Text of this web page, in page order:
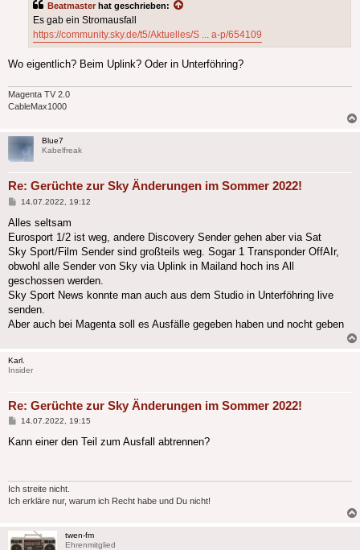
Beatmaster hat geschrieben:
Es gab ein Stromausfall
https://community.sky.de/t5/Aktuelles/S ... a-p/654109
Wo eigentlich? Beim Uplink? Oder in Unterföhring?
Magenta TV 2.0
CableMax1000
Blue7
Kabelfreak
Re: Gerüchte zur Sky Änderungen im Sommer 2022!
Beitrag
14.07.2022, 19:12
Alles seltsam
Eurosport 1/2 ist weg, andere Discovery Sender gehen aber via Sat
Sky Sport/Film Sender sind großteils weg. Sogar 1 Transponder OffAIr,
obwohl alle Sender von Sky via Uplink in Mailand hoch ins All
geschossen werden.
Sky Sport News konnte man auch aus dem Studio in Unterföhring live
senden.
Aber auch bei Magenta soll es Ausfälle gegeben haben und nocht geben
Karl.
Insider
Re: Gerüchte zur Sky Änderungen im Sommer 2022!
Beitrag
14.07.2022, 19:15
Kann einer den Teil zum Ausfall abtrennen?
Ich streite nicht.
Ich erkläre nur, warum ich Recht habe und Du nicht!
twen-fm
Ehrenmitglied